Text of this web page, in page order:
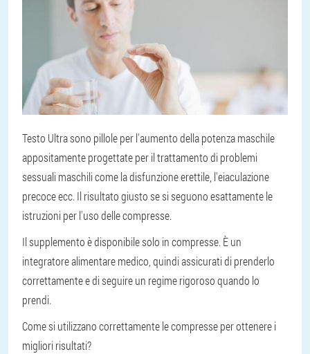
Testo Ultra sono pillole per l'aumento della potenza maschile
appositamente progettate per il trattamento di problemi
sessuali maschili come la disfunzione erettile, l'eiaculazione
precoce ecc. Il risultato giusto se si seguono esattamente le
istruzioni per l'uso delle compresse.
Il supplemento è disponibile solo in compresse. È un
integratore alimentare medico, quindi assicurati di prenderlo
correttamente e di seguire un regime rigoroso quando lo
prendi.
Come si utilizzano correttamente le compresse per ottenere i
migliori risultati?